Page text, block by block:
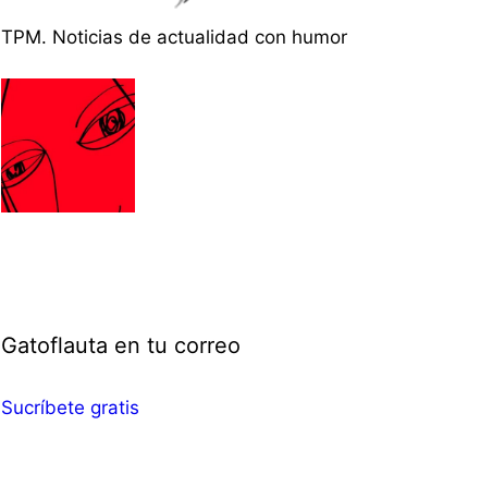
TPM. Noticias de actualidad con humor
Gatoflauta en tu correo
Sucríbete gratis